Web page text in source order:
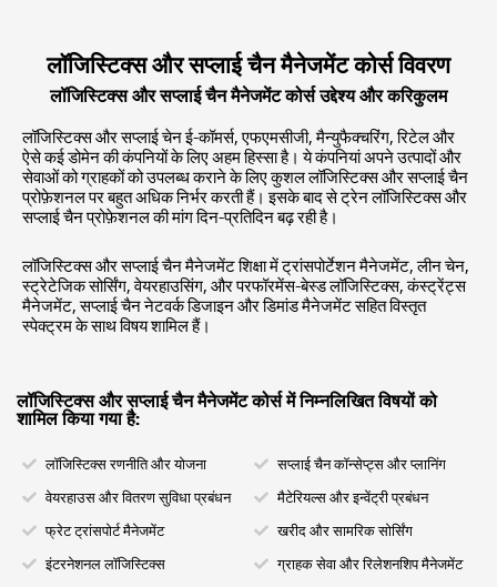
लॉजिस्टिक्स और सप्लाई चैन मैनेजमेंट कोर्स विवरण
लॉजिस्टिक्स और सप्लाई चैन मैनेजमेंट कोर्स उद्देश्य और करिकुलम
लॉजिस्टिक्स और सप्लाई चेन ई-कॉमर्स, एफएमसीजी, मैन्युफैक्चरिंग, रिटेल और
ऐसे कई डोमेन की कंपनियों के लिए अहम हिस्सा है। ये कंपनियां अपने उत्पादों और
सेवाओं को ग्राहकों को उपलब्ध कराने के लिए कुशल लॉजिस्टिक्स और सप्लाई चैन
प्रोफ़ेशनल पर बहुत अधिक निर्भर करती हैं। इसके बाद से ट्रेन लॉजिस्टिक्स और
सप्लाई चैन प्रोफ़ेशनल की मांग दिन-प्रतिदिन बढ़ रही है।
लॉजिस्टिक्स और सप्लाई चैन मैनेजमेंट शिक्षा में ट्रांसपोर्टेशन मैनेजमेंट, लीन चेन,
स्ट्रेटेजिक सोर्सिंग, वेयरहाउसिंग, और परफॉरमेंस-बेस्ड लॉजिस्टिक्स, कंस्ट्रेंट्स
मैनेजमेंट, सप्लाई चैन नेटवर्क डिजाइन और डिमांड मैनेजमेंट सहित विस्तृत
स्पेक्ट्रम के साथ विषय शामिल हैं।
लॉजिस्टिक्स और सप्लाई चैन मैनेजमेंट कोर्स में निम्नलिखित विषयों को
शामिल किया गया है:
लॉजिस्टिक्स रणनीति और योजना
वेयरहाउस और वितरण सुविधा प्रबंधन
फ्रेट ट्रांसपोर्ट मैनेजमेंट
इंटरनेशनल लॉजिस्टिक्स
सप्लाई चैन कॉन्सेप्ट्स और प्लानिंग
मैटेरियल्स और इन्वेंट्री प्रबंधन
खरीद और सामरिक सोर्सिंग
ग्राहक सेवा और रिलेशनशिप मैनेजमेंट